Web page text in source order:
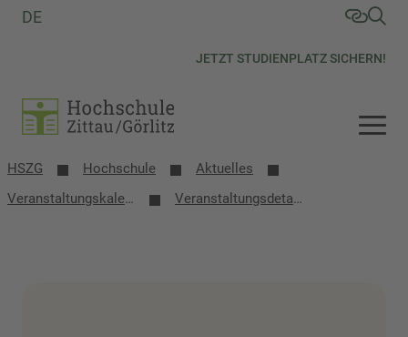
JETZT STUDIENPLATZ SICHERN!
DE
HSZG Hochschule
Aktuelles
Veranstaltungs­kalender
Veranstaltungsdetails